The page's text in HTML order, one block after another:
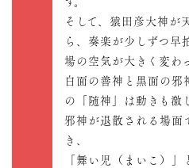
そして、猿田彦大神が
ら、奏楽が少しずつ早
場の空気が大きく変わ
白面の善神と黒面の邪
の「随神」は動きも激
邪神が退散される場面
き、
「舞い児（まいこ）